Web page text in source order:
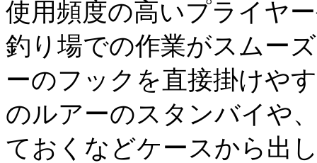
使用頻度の高いプライヤ
釣り場での作業がスムー
ーのフックを直接掛けや
のルアーのスタンバイや
ておくなどケースから出